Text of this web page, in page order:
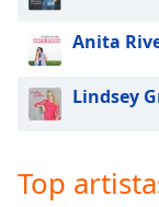
Anita
Lindsey
Top